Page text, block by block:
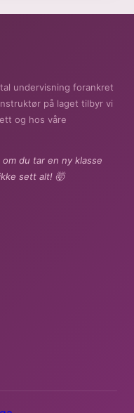
undervisning forankret
på laget tilbyr vi
og hos våre
du tar en ny klasse
sett alt! 🤯